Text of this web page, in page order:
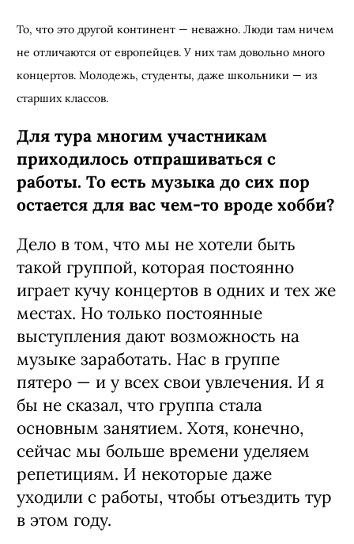
То, что это другой континент — неважно. Люди там ничем
не отличаются от европейцев. У них там довольно много
концертов. Молодежь, студенты, даже школьники — из
старших классов.
Для тура многим участникам
приходилось отпрашиваться с
работы. То есть музыка до сих пор
остается для вас чем-то вроде хобби?
Дело в том, что мы не хотели быть
такой группой, которая постоянно
играет кучу концертов в одних и тех же
местах. Но только постоянные
выступления дают возможность на
музыке заработать. Нас в группе
пятеро — и у всех свои увлечения. И я
бы не сказал, что группа стала
основным занятием. Хотя, конечно,
сейчас мы больше времени уделяем
репетициям. И некоторые даже
уходили с работы, чтобы отъездить тур
в этом году.